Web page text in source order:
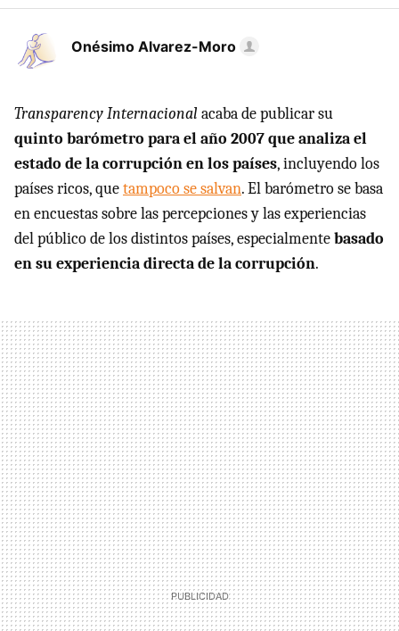
Onésimo Alvarez-Moro
Transparency Internacional acaba de publicar su
quinto barómetro para el año 2007 que analiza el
estado de la corrupción en los países, incluyendo los
países ricos, quetampoco se salvan. El barómetro se basa
en encuestas sobre las percepciones y las experiencias
del público de los distintos países, especialmentebasado
en su experiencia directa de la corrupción.